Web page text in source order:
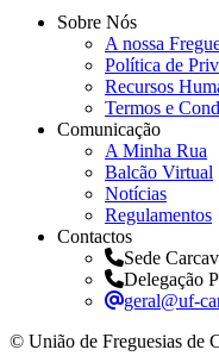
Sobre Nós
A nossa
Política de
Recursos
Termos e
Comunicação
A Minha Rua
Balcão Virtual
Notícias
Regulamentos
Contactos
Sede
Delegação
geral@uf-
© União de Freguesias de